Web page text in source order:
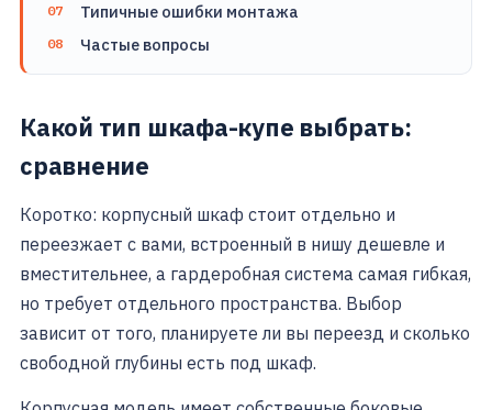
Типичные ошибки монтажа
Частые вопросы
Какой тип шкафа-купе выбрать:
сравнение
Коротко: корпусный шкаф стоит отдельно и
переезжает с вами, встроенный в нишу дешевле и
вместительнее, а гардеробная система самая гибкая,
но требует отдельного пространства. Выбор
зависит от того, планируете ли вы переезд и сколько
свободной глубины есть под шкаф.